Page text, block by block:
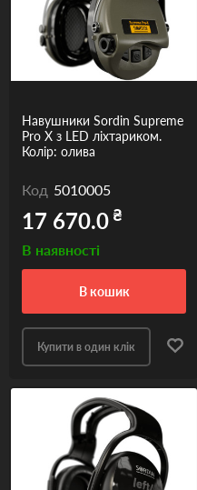
Навушники Sordin Supreme
Pro X з LED ліхтариком.
Колір: олива
Код 5010005
17 670.0₴
В наявності
в кошик
Купити в один клік